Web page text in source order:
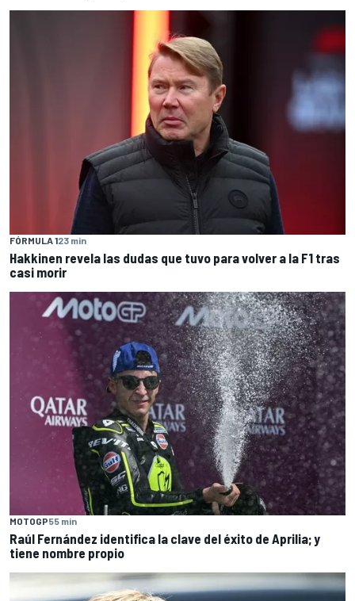
FÓRMULA 123 min
Hakkinen revela las dudas que tuvo para volver a la F1 tras
casi morir
MOTOGP55 min
Raúl Fernández identifica la clave del éxito de Aprilia; y
tiene nombre propio